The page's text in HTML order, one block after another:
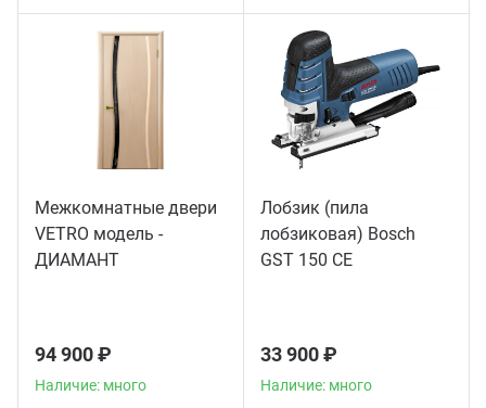
Межкомнатные двери
VETRO модель -
ДИАМАНТ
94 900 ₽
Наличие: много
Лобзик (пила
лобзиковая) Bosch
GST 150 CE
33 900 ₽
Наличие: много